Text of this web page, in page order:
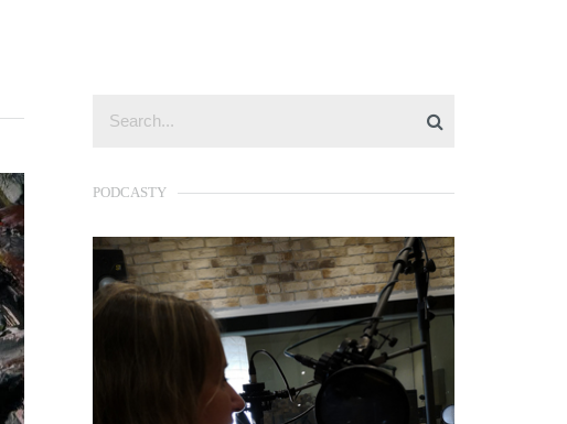
PODCASTY